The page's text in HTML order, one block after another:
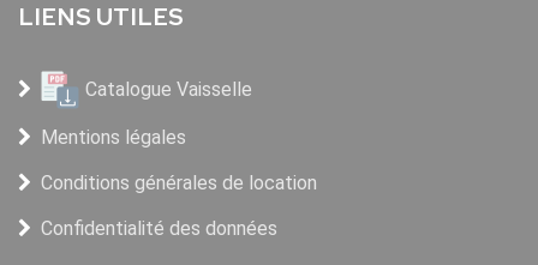
LIENS UTILES
Catalogue Vaisselle
Mentions légales
Conditions générales de location
Confidentialité des données